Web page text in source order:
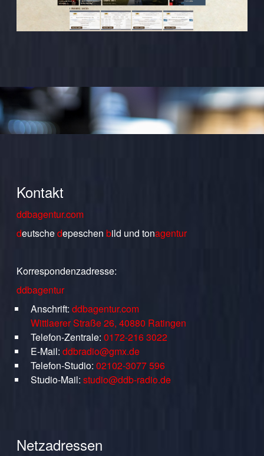
Kontakt
ddbagentur.com
deutschedepeschen bild undtonagentur
Korrespondenzadresse:
ddbagentur
Anschrift: ddbagentur.com
Wittlaerer Straße 26, 40880 Ratingen
Telefon-Zentrale: 0172-216 3022
E-Mail: ddbradio@gmx.de
Telefon-Studio: 02102-3077 596
Studio-Mail: studio@ddb-radio.de
Netzadressen